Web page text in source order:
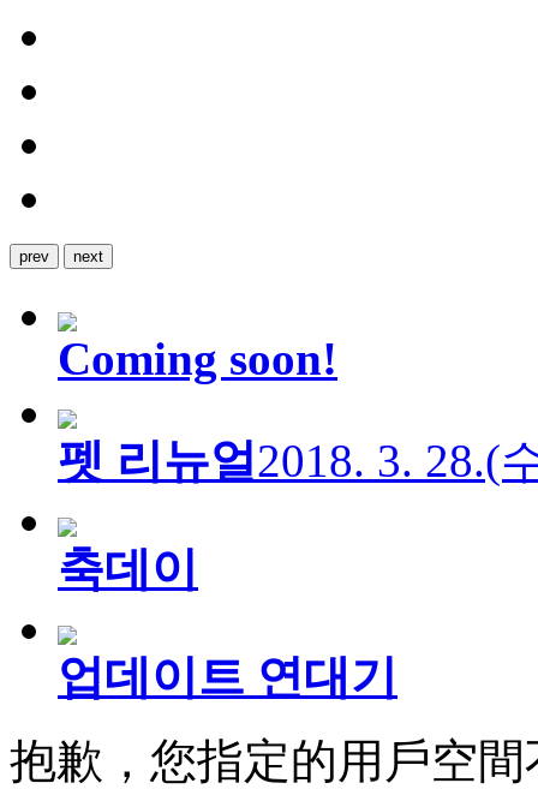
prev next
Coming soon!
펫 리뉴얼2018. 3. 28.(
축데이
업데이트 연대기
抱歉，您指定的用戶空間